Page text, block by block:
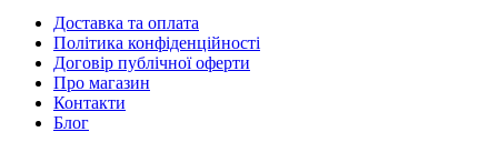
Доставка та оплата
Політика конфіденційності
Договір публічної оферти
Про магазин
Контакти
Блог